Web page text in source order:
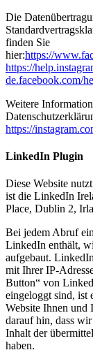
Die
finden Sie
hier:https://
https://
de.facebook.com/
Weitere
https://
LinkedIn Plugin
Diese Website
ist die LinkedIn
Place, Dublin 2,
Bei jedem Abruf
LinkedIn enthält,
aufgebaut.
mit Ihrer IP-
Button“ von
eingeloggt sind, ist
Website Ihnen und
darauf hin, dass
Inhalt der
haben.